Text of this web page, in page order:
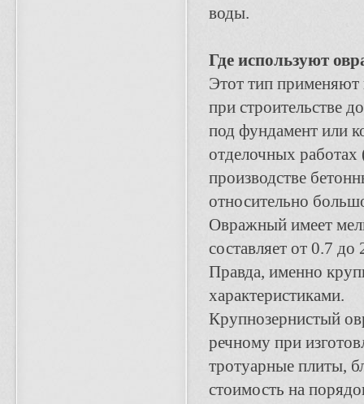
воды.
Где используют
Этот тип применяют
при строительстве
под фундамент или
отделочных работах
производстве
относительно
Овражный имеет
составляет от 0.7
Правда, именно
характеристиками.
Крупнозернистый
речному при
тротуарные плиты,
стоимость на